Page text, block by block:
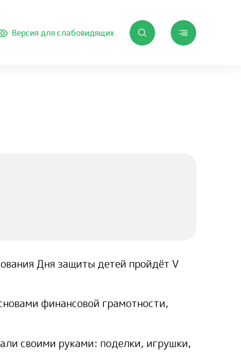
Версия для слабовидящих
Дня защиты детей пройдёт V
финансовой грамотности,
своими руками: поделки, игрушки,